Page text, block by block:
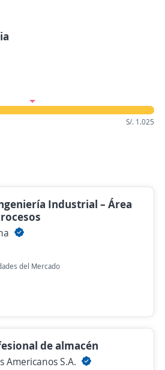
S/. 1.025
Industrial – Área
del Mercado
de almacén
Americanos S.A.